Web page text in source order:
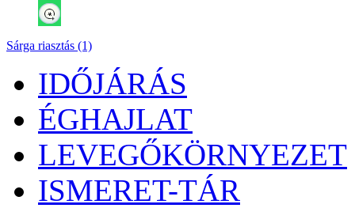
Sárga riasztás (1)
IDŐJÁRÁS
ÉGHAJLAT
LEVEGŐKÖRNYEZET
ISMERET-TÁR